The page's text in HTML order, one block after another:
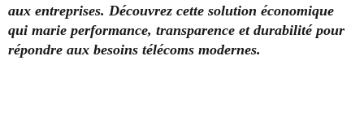
aux entreprises. Découvrez cette solution économique
qui marie performance, transparence et durabilité pour
répondre aux besoins télécoms modernes.